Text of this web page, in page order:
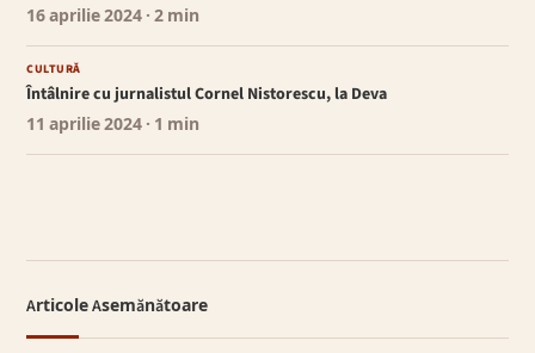
16 aprilie 2024 · 2 min
CULTURĂ
Întâlnire cu jurnalistul Cornel Nistorescu, la Deva
11 aprilie 2024 · 1 min
Articole Asemănătoare